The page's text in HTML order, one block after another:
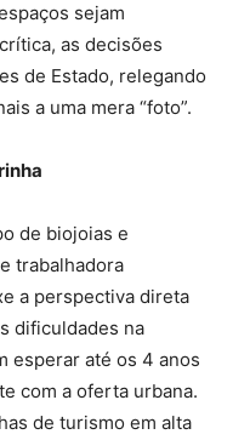
sejam
as decisões
de Estado, relegando
a uma mera “foto”.
de biojoias e
trabalhadora
a perspectiva direta
dificuldades na
esperar até os 4 anos
com a oferta urbana.
de turismo em alta